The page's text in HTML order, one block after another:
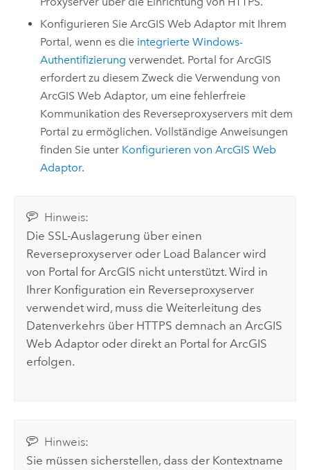
Konfigurieren SieArcGIS Web Adaptor mit Ihrem
Portal, wenn es die integrierte Windows-
Authentifizierung verwendet. Portal for ArcGIS
erfordert zu diesem Zweck die Verwendung von
ArcGIS Web Adaptor, um eine fehlerfreie
Kommunikation des Reverseproxyservers mit dem
Portal zu ermöglichen. Vollständige Anweisungen
finden Sie unter Konfigurieren vonArcGIS Web
Adaptor.
Hinweis:
Die SSL-Auslagerung über einen
Reverseproxyserver oder Load Balancer wird
von Portal for ArcGIS nicht unterstützt. Wird in
Ihrer Konfiguration ein Reverseproxyserver
verwendet wird, muss die Weiterleitung des
Datenverkehrs über HTTPS demnach anArcGIS
Web Adaptor oder direkt an Portal for ArcGIS
erfolgen.
Hinweis:
Sie müssen sicherstellen, dass der Kontextname